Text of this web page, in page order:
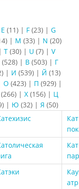
E (11) | F (23) | G
| M (33) | N (20)
| T (30) | U (7) | V
(528) | В (503) | Г
| И (539) | Й (13)
О (423) | П (929) |
(266) | Х (156) | Ц
| Ю (32) | Я (50)